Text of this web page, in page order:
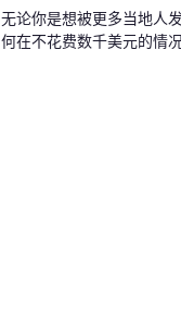
无论你是想被更多当地人
何在不花费数千美元的情